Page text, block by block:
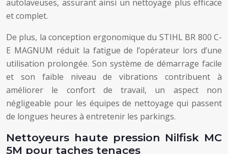
autolaveuses, assurant ainsi un nettoyage plus efficace
et complet.
De plus, la conception ergonomique du STIHL BR 800 C-
E MAGNUM réduit la fatigue de l’opérateur lors d’une
utilisation prolongée. Son système de démarrage facile
et son faible niveau de vibrations contribuent à
améliorer le confort de travail, un aspect non
négligeable pour les équipes de nettoyage qui passent
de longues heures à entretenir les parkings.
Nettoyeurs haute pression Nilfisk MC
5M pour taches tenaces